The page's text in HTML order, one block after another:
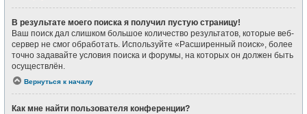
В результате моего поиска я получил пустую страницу!
Ваш поиск дал слишком большое количество результатов, которые веб-
сервер не смог обработать. Используйте «Расширенный поиск», более
точно задавайте условия поиска и форумы, на которых он должен быть
осуществлён.
Вернуться к началу
Как мне найти пользователя конференции?